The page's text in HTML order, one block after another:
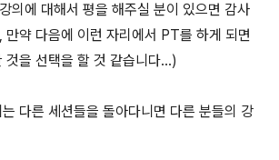
의에 대해서 평을 해주실 분이 있으면 감사
만약 다음에 이런 자리에서 PT를 하게 되면
것을 선택을 할 것 같습니다...)
다른 세션들을 돌아다니면 다른 분들의 강